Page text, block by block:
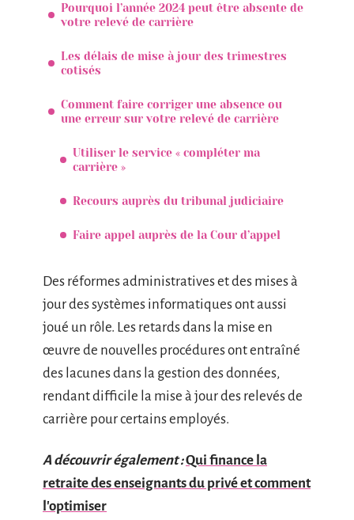
Pourquoi l’année 2024 peut être absente de
votre relevé de carrière
Les délais de mise à jour des trimestres
cotisés
Comment faire corriger une absence ou
une erreur sur votre relevé de carrière
Utiliser le service « compléter ma
carrière »
Recours auprès du tribunal judiciaire
Faire appel auprès de la Cour d’appel
Des réformes administratives et des mises à
jour des systèmes informatiques ont aussi
joué un rôle. Les retards dans la mise en
œuvre de nouvelles procédures ont entraîné
des lacunes dans la gestion des données,
rendant difficile la mise à jour des relevés de
carrière pour certains employés.
A découvrir également :Qui finance la
retraite des enseignants du privé et comment
l'optimiser